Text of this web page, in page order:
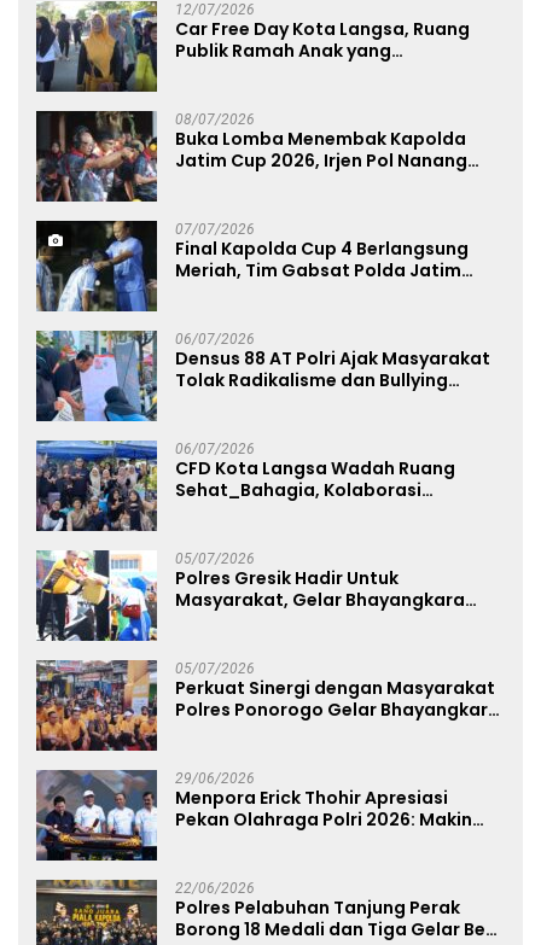
12/07/2026
Car Free Day Kota Langsa, Ruang
Publik Ramah Anak yang
08/07/2026
Buka Lomba Menembak Kapolda
Jatim Cup 2026, Irjen Pol Nanang
07/07/2026
Final Kapolda Cup 4 Berlangsung
Meriah, Tim Gabsat Polda Jatim
06/07/2026
Densus 88 AT Polri Ajak Masyarakat
Tolak Radikalisme dan Bullying
06/07/2026
CFD Kota Langsa Wadah Ruang
Sehat_Bahagia, Kolaborasi
05/07/2026
Polres Gresik Hadir Untuk
Masyarakat, Gelar Bhayangkara
05/07/2026
Perkuat Sinergi dengan Masyarakat
Polres Ponorogo Gelar Bhayangkara
29/06/2026
Menpora Erick Thohir Apresiasi
Pekan Olahraga Polri 2026: Makin
22/06/2026
Polres Pelabuhan Tanjung Perak
Borong 18 Medali dan Tiga Gelar Best